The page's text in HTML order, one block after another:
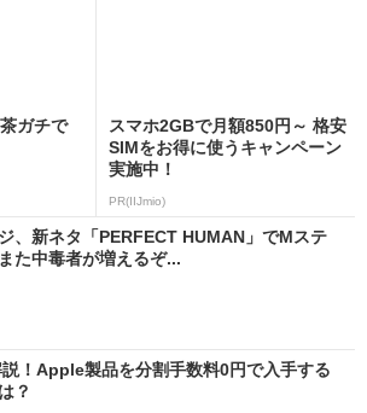
ガチで
スマホ2GBで月額850円～ 格安
SIMをお得に使うキャンペーン
実施中！
PR(IIJmio)
、新ネタ「PERFECT HUMAN」でMステ
た中毒者が増えるぞ...
！Apple製品を分割手数料0円で入手する
？